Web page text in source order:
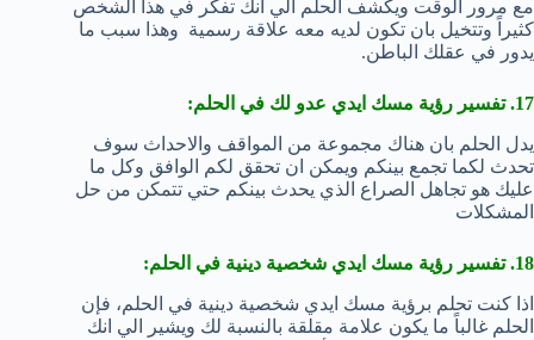
مع مرور الوقت ويكشف الحلم الي انك تفكر في هذا الشخص
كثيراً وتتخيل بان تكون لديه معه علاقة رسمية وهذا سبب ما
يدور في عقلك الباطن.
17. تفسير رؤية مسك ايدي عدو لك في الحلم:
يدل الحلم بان هناك مجموعة من المواقف والاحداث سوف
تحدث لكما تجمع بينكم ويمكن ان تحقق لكم الوافق وكل ما
عليك هو تجاهل الصراع الذي يحدث بينكم حتي تتمكن من حل
المشكلات
18. تفسير رؤية مسك ايدي شخصية دينية في الحلم:
اذا كنت تحلم برؤية مسك ايدي شخصية دينية في الحلم، فإن
الحلم غالباً ما يكون علامة مقلقة بالنسبة لك ويشير الي انك